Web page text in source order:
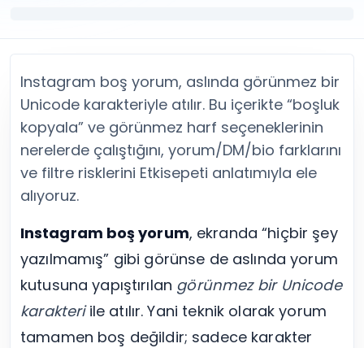
Twitter (X) Retweet Satın Al
Twitter (X) Video İzlenme Satın Al
Tümünü Gör
YouTube
YouTube Abone Satın Al
YouTube Beğeni Satın Al
YouTube İzlenme Satın Al
YouTube Yorum Satın Al
Tümünü Gör
Facebook Beğeni Satın Al
Facebook Takipçi Satın Al
Facebook Yorum Satın Al
Facebook Video İzlenme Satın Al
Tümünü Gör
Tümünü Gör
Diğer ücretsiz araçlar
Facebook Araçları
LinkedIn Araçları
Spotify Araçları
Telegram Araçları
Twitch Araçları
SoundCloud Araçları
Snapchat Araçları
Instagram boş yorum, aslında görünmez bir
Unicode karakteriyle atılır. Bu içerikte “boşluk
kopyala” ve görünmez harf seçeneklerinin
nerelerde çalıştığını, yorum/DM/bio farklarını
ve filtre risklerini Etkisepeti anlatımıyla ele
alıyoruz.
Instagram boş yorum, ekranda “hiçbir şey
yazılmamış” gibi görünse de aslında yorum
kutusuna yapıştırılan görünmez bir Unicode
karakteriile atılır. Yani teknik olarak yorum
tamamen boş değildir; sadece karakter